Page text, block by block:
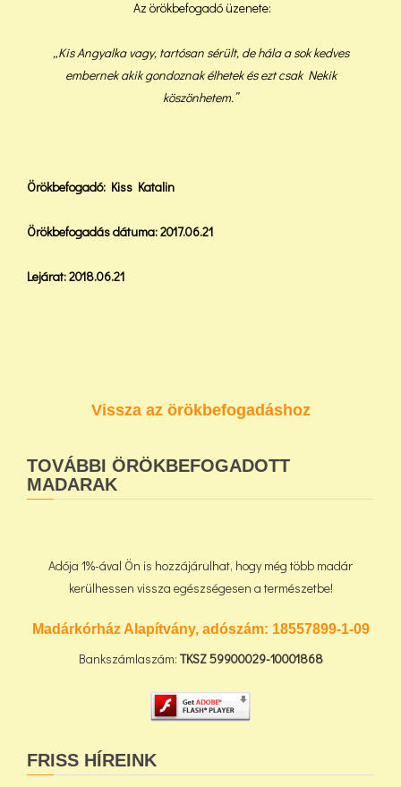
Az örökbefogadó üzenete:
„Kis Angyalka vagy, tartósan sérült, de hála a sok kedves
embernek akik gondoznak élhetek és ezt csak Nekik
köszönhetem.”
Örökbefogadó: Kiss Katalin
Örökbefogadás dátuma: 2017.06.21
Lejárat: 2018.06.21
Vissza az örökbefogadáshoz
TOVÁBBI ÖRÖKBEFOGADOTT
MADARAK
Adója 1%-ával Ön is hozzájárulhat, hogy még több madár
kerülhessen vissza egészségesen a természetbe!
Madárkórház Alapítvány, adószám: 18557899-1-09
Bankszámlaszám: TKSZ59900029-10001868
FRISS HÍREINK